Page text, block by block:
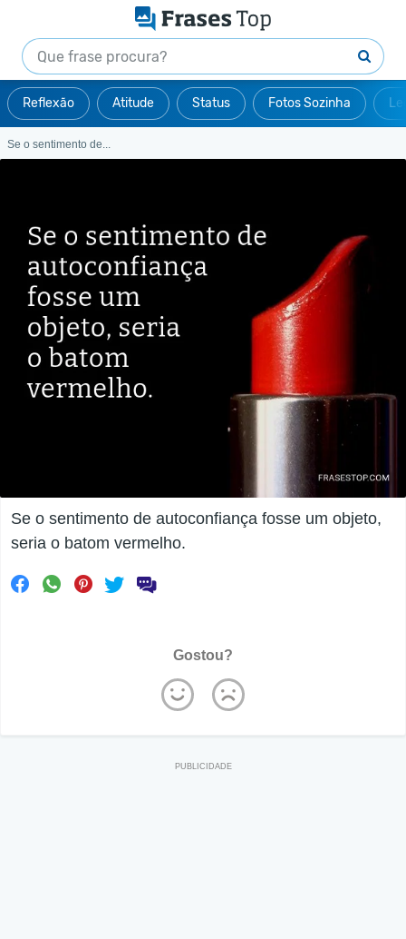
Reflexão Atitude Status Fotos Sozinha
Se o sentimento de...
Se o sentimento de autoconfiança fosse um objeto,
seria o batom vermelho.
Gostou?